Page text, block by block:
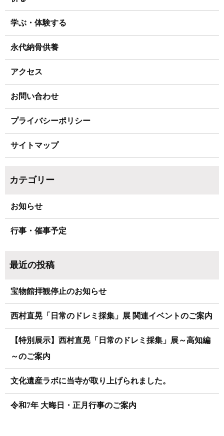
学ぶ・体験する
永代納骨供養
アクセス
お問い合わせ
プライバシーポリシー
サイトマップ
お知らせ
行事・催事予定
宝物館拝観停止のお知らせ
西村直晃「日常のドレミ採集」展 関連イベントのご案内
【特別展示】西村直晃「日常のドレミ採集」展～高知編
～のご案内
文化遺産ラボに当寺が取り上げられました。
令和7年 大晦日・正月行事のご案内